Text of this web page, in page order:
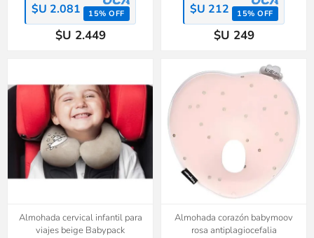
$U 2.081 15% OFF
$U 2.449
$U 212 15% OFF
$U 249
Almohada cervical infantil para
viajes beige Babypack
Almohada corazón babymoov
rosa antiplagiocefalia